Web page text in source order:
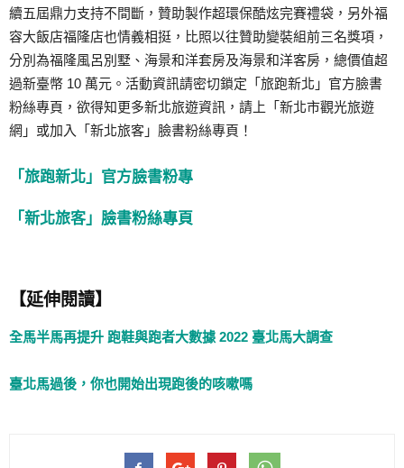
續五屆鼎力支持不間斷，贊助製作超環保酷炫完賽禮袋，另外福
容大飯店福隆店也情義相挺，比照以往贊助變裝組前三名獎項，
分別為福隆風呂別墅、海景和洋套房及海景和洋客房，總價值超
過新臺幣 10 萬元。活動資訊請密切鎖定「旅跑新北」官方臉書
粉絲專頁，欲得知更多新北旅遊資訊，請上「新北市觀光旅遊
網」或加入「新北旅客」臉書粉絲專頁！
「旅跑新北」官方臉書粉專
「新北旅客」臉書粉絲專頁
【延伸閱讀】
全馬半馬再提升 跑鞋與跑者大數據 2022 臺北馬大調查
臺北馬過後，你也開始出現跑後的咳嗽嗎